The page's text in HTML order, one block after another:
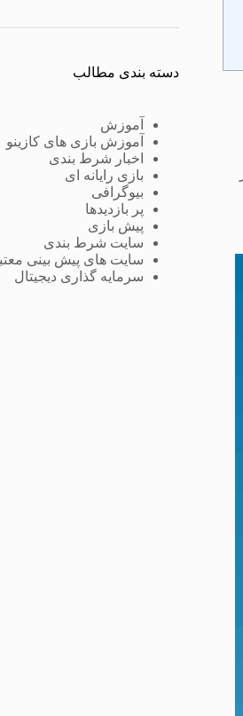
دسته بندی مطالب
آموزش
آموزش بازی های کازینو
اخبار شرط بندی
بازی رایانه ای
بیوگرافی
پر بازدیدها
پیش بازی
سایت شرط بندی
سایت های پیش بینی
سرمایه گذاری دیجیتال